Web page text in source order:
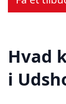
Hvad
i